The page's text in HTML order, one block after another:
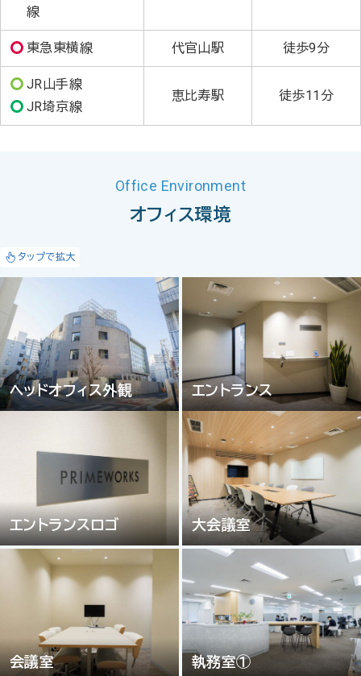
線
東急東横線 代官山駅 徒歩9分
JR山手線
JR埼京線
恵比寿駅 徒歩11分
Office Environment
オフィス環境
タップで拡大
ヘッドオフィス外観 エントランス
エントランスロゴ 大会議室
会議室 執務室①